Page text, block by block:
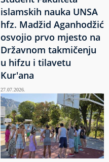
islamskih nauka UNSA
hfz. Madžid Aganhodžić
osvojio prvo mjesto na
Državnom takmičenju
u hifzu i tilavetu
Kur'ana
27.07.2026.